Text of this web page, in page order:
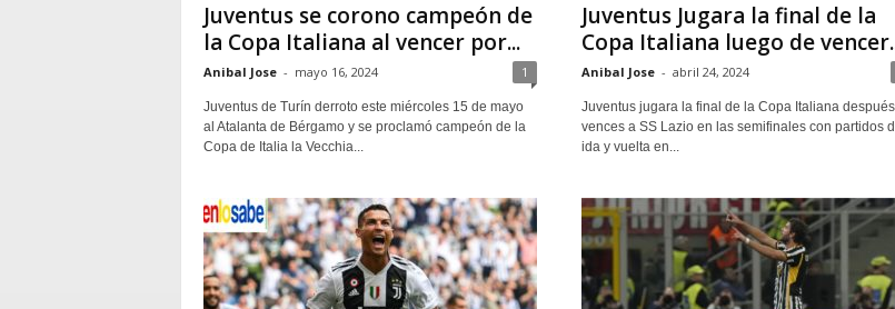
Juventus se corono campeón de
la Copa Italiana al vencer por...
Anibal Jose - mayo 16, 2024 1
Juventus de Turín derroto este miércoles 15 de mayo
al Atalanta de Bérgamo y se proclamó campeón de la
Copa de Italia la Vecchia...
Juventus Jugara la final de la
Copa Italiana luego de
Anibal Jose - abril 24, 2024
Juventus jugara la final de la Copa Italiana
vences a SS Lazio en las semifinales con partidos
ida y vuelta en...